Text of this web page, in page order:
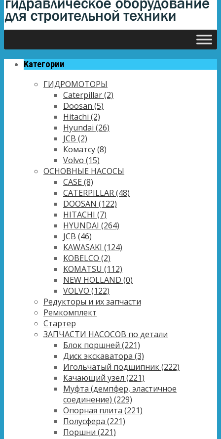
Категории
ГИДРОМОТОРЫ
Caterpillar(2)
Doosan (5)
Hitachi (2)
Hyundai (26)
JCB (2)
Коматсу(8)
Volvo (15)
ОСНОВНЫЕ НАСОСЫ
CASE (8)
CATERPILLAR(48)
DOOSAN (122)
HITACHI (7)
HYUNDAI (264)
JCB (46)
KAWASAKI (124)
KOBELCO (2)
KOMATSU (112)
NEW HOLLAND (0)
VOLVO (122)
Редукторы и их запчасти
Ремкомплект
Стартер
ЗАПЧАСТИ НАСОСОВ по детали
Блок поршней (221)
Диск экскаватора (3)
Игольчатый подшипник(222)
Качающий узел (221)
Муфта (демпфер, эластичное
соединение) (229)
Опорная плита (221)
Полусфера (221)
Поршни (221)